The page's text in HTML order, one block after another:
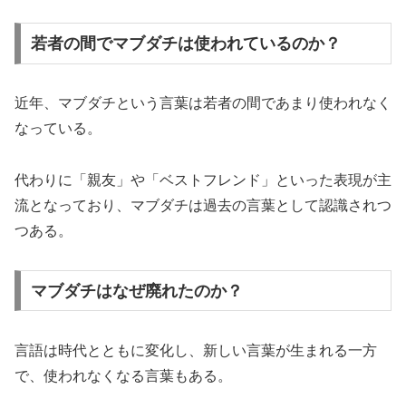
若者の間でマブダチは使われているのか？
近年、マブダチという言葉は若者の間であまり使われなく
なっている。
代わりに「親友」や「ベストフレンド」といった表現が主
流となっており、マブダチは過去の言葉として認識されつ
つある。
マブダチはなぜ廃れたのか？
言語は時代とともに変化し、新しい言葉が生まれる一方
で、使われなくなる言葉もある。